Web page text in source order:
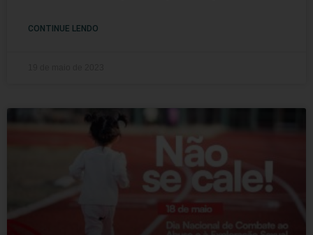
CONTINUE LENDO